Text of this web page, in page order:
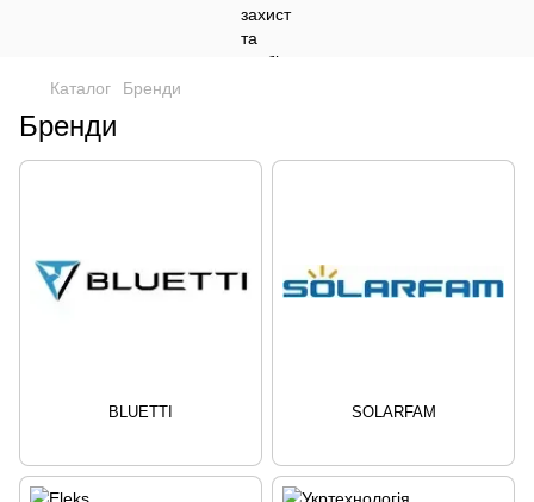
Каталог Бренди
Бренди
BLUETTI SOLARFAM